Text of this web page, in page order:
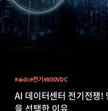
AI 데이터센터 전기전쟁!
을 선택한 이유
#aidc#전기#800VDC